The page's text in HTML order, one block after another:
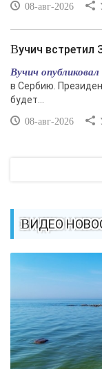
08-авг-2026
Вучич
Вучич
в Сербию.
будет...
08-авг-2026
ВИДЕО